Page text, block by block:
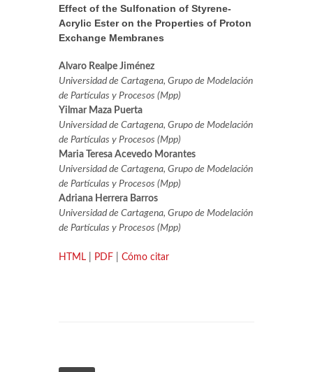
Effect of the Sulfonation of Styrene-
Acrylic Ester on the Properties of Proton
Exchange Membranes
Alvaro Realpe Jiménez
Universidad de Cartagena, Grupo de Modelación
de Partículas y Procesos (Mpp)
Yilmar Maza Puerta
Universidad de Cartagena, Grupo de Modelación
de Partículas y Procesos (Mpp)
Maria Teresa Acevedo Morantes
Universidad de Cartagena, Grupo de Modelación
de Partículas y Procesos (Mpp)
Adriana Herrera Barros
Universidad de Cartagena, Grupo de Modelación
de Partículas y Procesos (Mpp)
HTML PDF Cómo citar